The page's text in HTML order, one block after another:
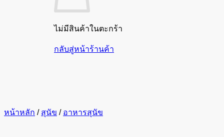
ไม่มีสินค้าในตะกร้า
กลับสู่หน้าร้านค้า
หน้าหลัก / สุนัข / อาหารสุนัข